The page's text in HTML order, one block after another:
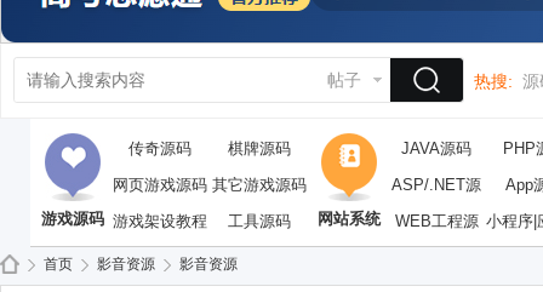
帖子 热搜: 源
游戏源码
传奇源码
棋牌源码
网页游戏源码 其它游戏源码
游戏架设教程
工具源码 网站系统
JAVA源码
PHP
ASP/.NET源
码
App
WEB工程源 小程序|
首页 影音资源 影音资源